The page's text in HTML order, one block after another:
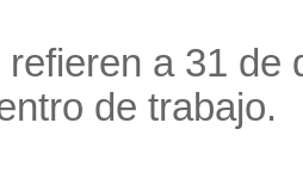
a 31 de
de trabajo.